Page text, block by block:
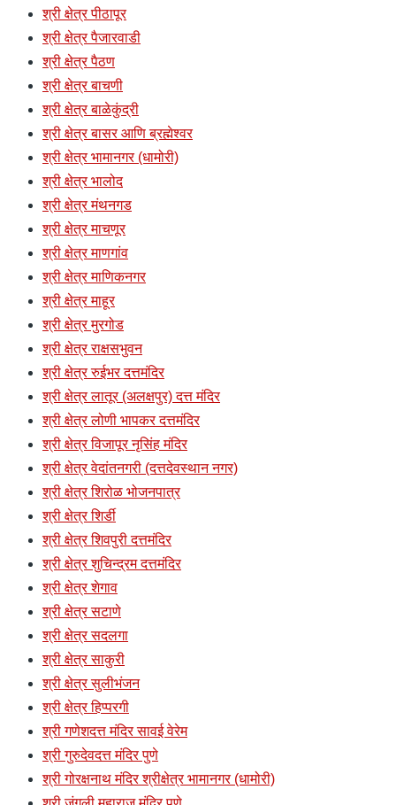
श्री क्षेत्र पीठापूर
श्री क्षेत्र पैजारवाडी
श्री क्षेत्र पैठण
श्री क्षेत्र बाचणी
श्री क्षेत्र बाळेकुंद्री
श्री क्षेत्र बासर आणि ब्रह्मेश्वर
श्री क्षेत्र भामानगर (धामोरी)
श्री क्षेत्र भालोद
श्री क्षेत्र मंथनगड
श्री क्षेत्र माचणूर
श्री क्षेत्र माणगांव
श्री क्षेत्र माणिकनगर
श्री क्षेत्र माहूर
श्री क्षेत्र मुरगोड
श्री क्षेत्र राक्षसभुवन
श्री क्षेत्र रुईभर दत्तमंदिर
श्री क्षेत्र लातूर (अलक्षपुर) दत्त मंदिर
श्री क्षेत्र लोणी भापकर दत्तमंदिर
श्री क्षेत्र विजापूर नृसिंह मंदिर
श्री क्षेत्र वेदांतनगरी (दत्तदेवस्थान नगर)
श्री क्षेत्र शिरोळ भोजनपात्र
श्री क्षेत्र शिर्डी
श्री क्षेत्र शिवपुरी दत्तमंदिर
श्री क्षेत्र शुचिन्द्रम दत्तमंदिर
श्री क्षेत्र शेगाव
श्री क्षेत्र सटाणे
श्री क्षेत्र सदलगा
श्री क्षेत्र साकुरी
श्री क्षेत्र सुलीभंजन
श्री क्षेत्र हिप्परगी
श्री गणेशदत्त मंदिर सावई वेरेम
श्री गुरुदेवदत्त मंदिर पुणे
श्री गोरक्षनाथ मंदिर श्रीक्षेत्र भामानगर (धामोरी)